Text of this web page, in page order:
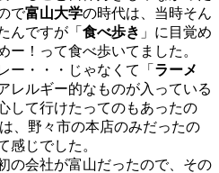
で富山大学の時代は、当時そん
んですが「 食べ歩き 」に目覚め
ー！って食べ歩いてました。
ー・・・じゃなくて「 ラーメ
レルギー的なものが入っている
して行けたってのもあったの
は、野々市の本店のみだったの
感じでした。
の会社が富山だったので、その